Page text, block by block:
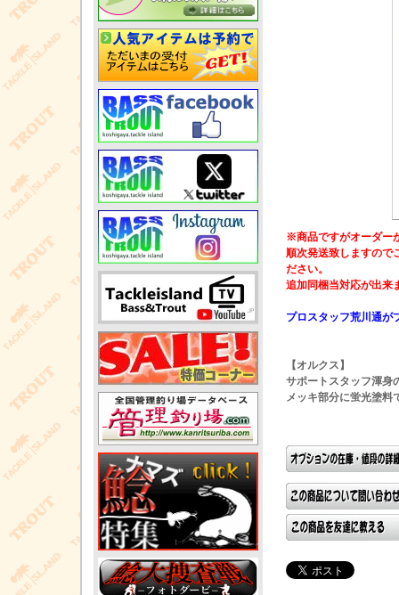
※商品ですがオーダー
順次発送致しますので
ださい。
追加同梱当対応が出来
プロスタッフ荒川通が
【オルクス】
サポートスタッフ渾身
メッキ部分に蛍光塗料